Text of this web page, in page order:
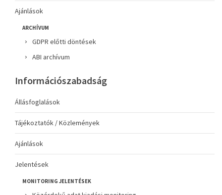
Ajánlások
ARCHÍVUM
GDPR előtti döntések
ABI archívum
Információszabadság
Állásfoglalások
Tájékoztatók / Közlemények
Ajánlások
Jelentések
MONITORING JELENTÉSEK